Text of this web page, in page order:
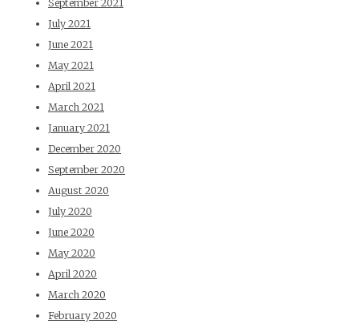
September 2021
July 2021
June 2021
May 2021
April 2021
March 2021
January 2021
December 2020
September 2020
August 2020
July 2020
June 2020
May 2020
April 2020
March 2020
February 2020